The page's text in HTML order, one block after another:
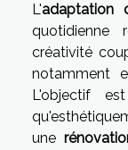
L'adaptation
quotidienne
créativité
notamment
L'objectif
une